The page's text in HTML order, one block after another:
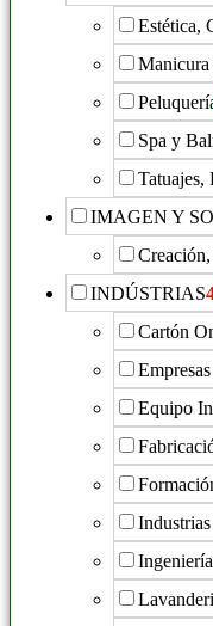
Estética,
Manicura
Spa y
Tatuajes,
IMAGEN Y
INDÚSTRIAS
Cartón
Equipo